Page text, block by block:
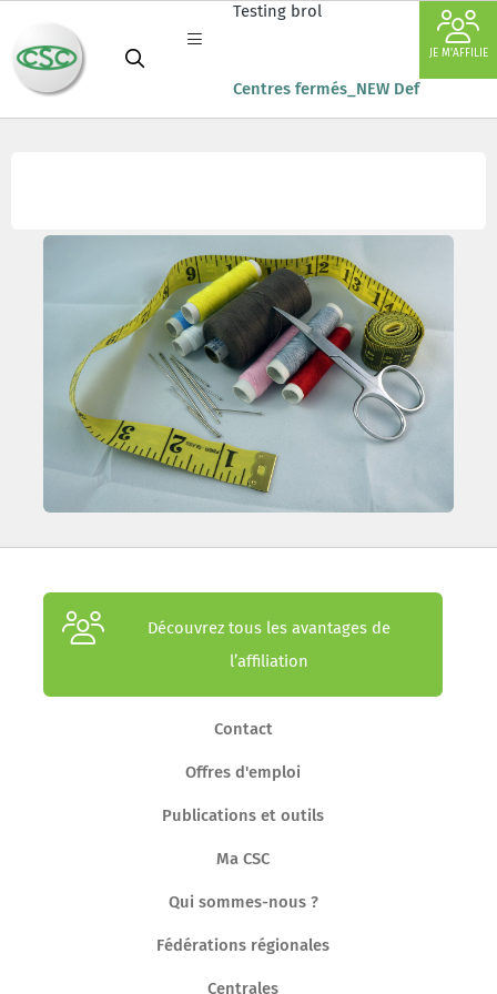
Testing brol
Centres fermés_NEW Def
JE M'AFFILIE
Découvrez tous les avantages de
l’affiliation
Contact
Offres d'emploi
Publications et outils
Ma CSC
Qui sommes-nous ?
Fédérations régionales
Centrales